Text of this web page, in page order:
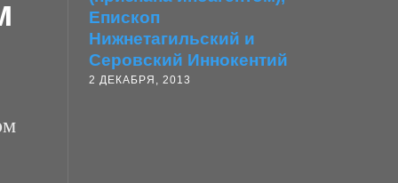
Епископ
Нижнетагильский и
Серовский Иннокентий
2 ДЕКАБРЯ, 2013